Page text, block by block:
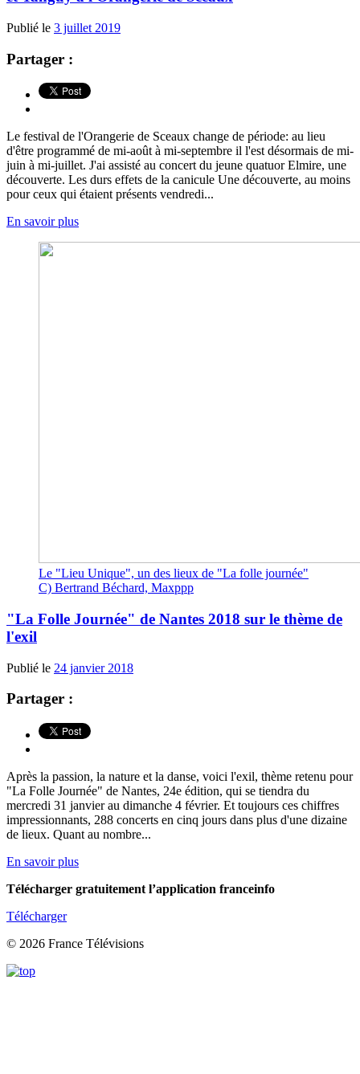
Publié le 3 juillet 2019
Partager :
Le festival de l'Orangerie de Sceaux change de période: au lieu
d'être programmé de mi-août à mi-septembre il l'est désormais de mi-
juin à mi-juillet. J'ai assisté au concert du jeune quatuor Elmire, une
découverte. Les durs effets de la canicule Une découverte, au moins
pour ceux qui étaient présents vendredi...
En savoir plus
Le "Lieu Unique", un des lieux de "La folle journée"
C) Bertrand Béchard, Maxppp
"La Folle Journée" de Nantes 2018 sur le thème de
l'exil
Publié le 24 janvier 2018
Partager :
Après la passion, la nature et la danse, voici l'exil, thème retenu pour
"La Folle Journée" de Nantes, 24e édition, qui se tiendra du
mercredi 31 janvier au dimanche 4 février. Et toujours ces chiffres
impressionnants, 288 concerts en cinq jours dans plus d'une dizaine
de lieux. Quant au nombre...
En savoir plus
Télécharger gratuitement l’application franceinfo
Télécharger
© 2026 France Télévisions